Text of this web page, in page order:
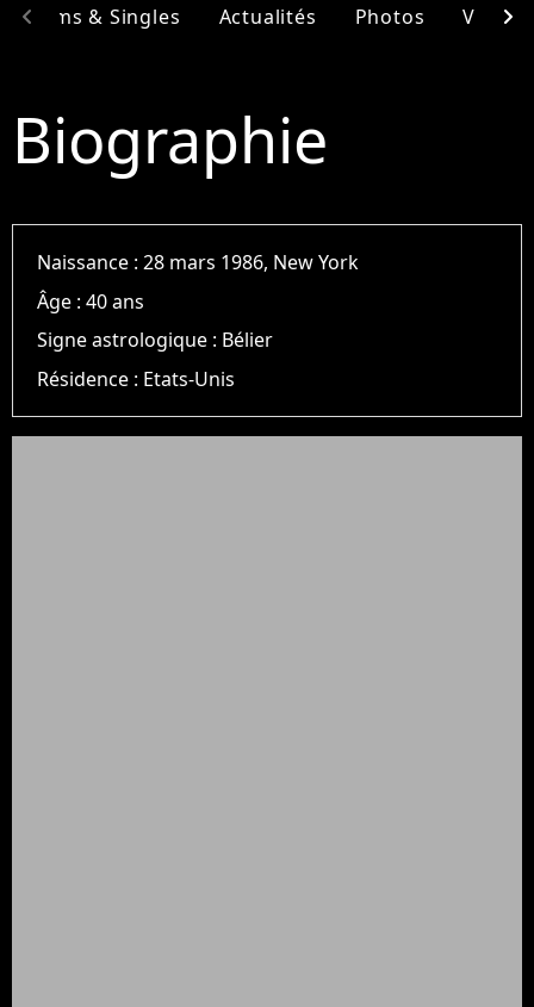
Albums & Singles Actualités Photos Vidéos
chevron_left chevron_right
Biographie
Naissance :28 mars 1986, New York
Âge :40 ans
Signe astrologique : Bélier
Résidence : Etats-Unis